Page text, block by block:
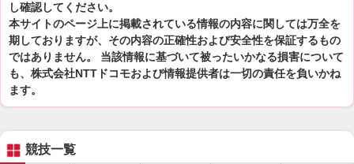
し確認してください。
本サイトのページ上に掲載されている情報の内容に関しては万全を
期しておりますが、その内容の正確性および安全性を保証するもの
ではありません。 当該情報に基づいて被ったいかなる損害について
も、株式会社NTTドコモおよび情報提供者は一切の責任を負いかね
ます。
競技一覧